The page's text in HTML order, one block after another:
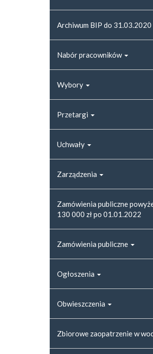
Archiwum BIP do 31.03.2020
Nabór pracowników
Wybory
Przetargi
Uchwały
Zarządzenia
Zamówienia publiczne
130 000 zł po 01.01.2022
Zamówienia publiczne
Ogłoszenia
Obwieszczenia
Zbiorowe zaopatrzenie w